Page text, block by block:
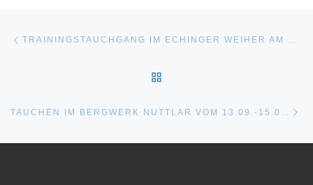
TRAININGSTAUCHGANG IM ECHINGER WEIHER AM 08.09.2019